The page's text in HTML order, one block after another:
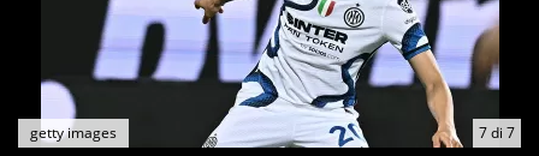
7di 7
getty images